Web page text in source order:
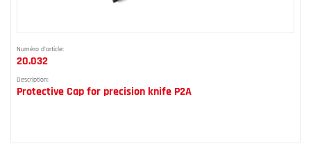
Numéro d'article:
20.032
Description:
Protective Cap for precision knife P2A